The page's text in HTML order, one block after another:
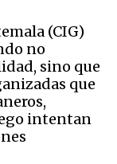
(CIG)
no
sino que
que
intentan